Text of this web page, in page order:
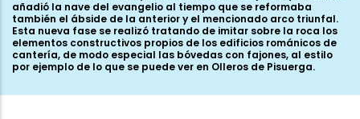
añadió la nave del evangelio al tiempo que se reformaba
también el ábside de la anterior y el mencionado arco triunfal.
Esta nueva fase se realizó tratando de imitar sobre la roca los
elementos constructivos propios de los edificios románicos de
cantería, de modo especial las bóvedas con fajones, al estilo
por ejemplo de lo que se puede ver en Olleros de Pisuerga.